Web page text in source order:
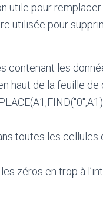
utile pour
utilisée pour
contenant les
haut de la feuille de
toutes les cellules
zéros en trop à